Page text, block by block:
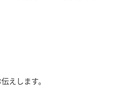
えします。